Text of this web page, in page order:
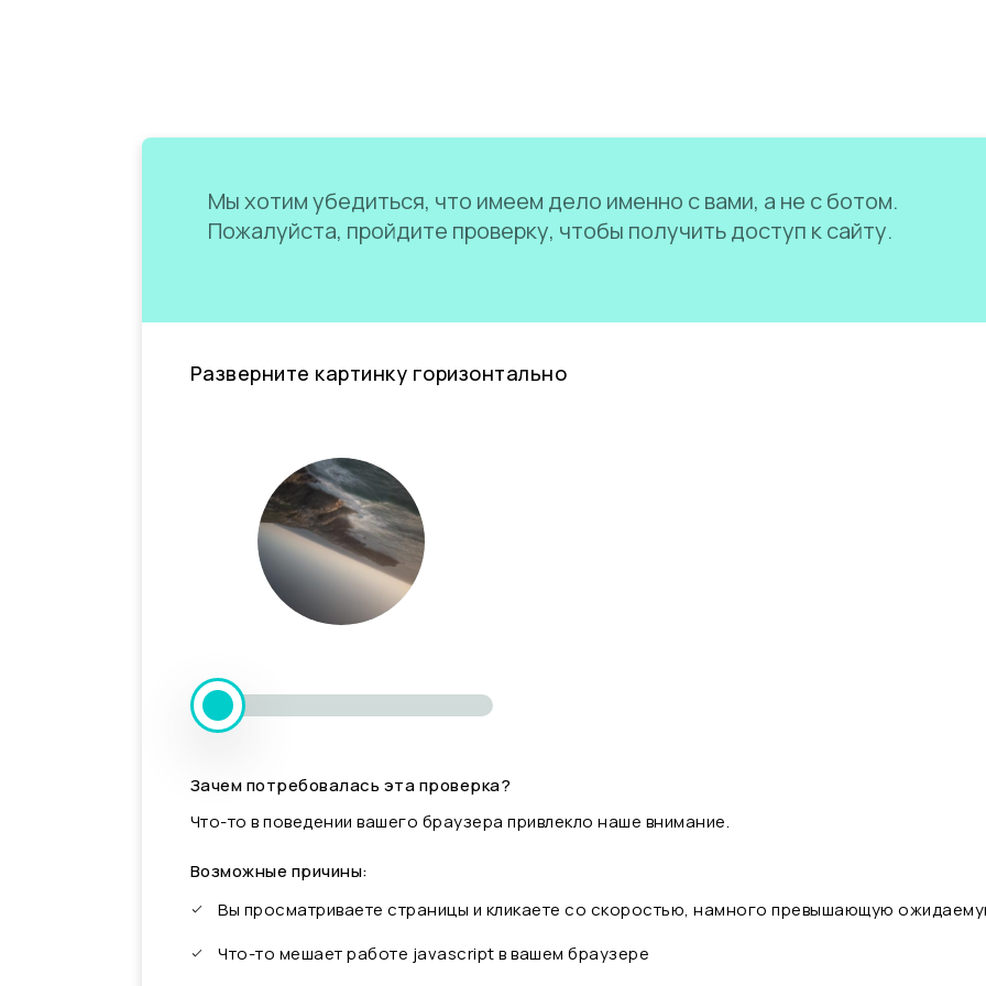
Мы хотим убедиться, что имеем дело именно с вами, а не с ботом.
Пожалуйста, пройдите проверку, чтобы получить доступ к сайту.
Разверните картинку горизонтально
Зачем потребовалась эта проверка?
Что-то в поведении вашего браузера привлекло наше внимание.
Возможные причины:
Вы просматриваете страницы и кликаете со скоростью, намного превышающую
Что-то мешает работе javascript в вашем браузере